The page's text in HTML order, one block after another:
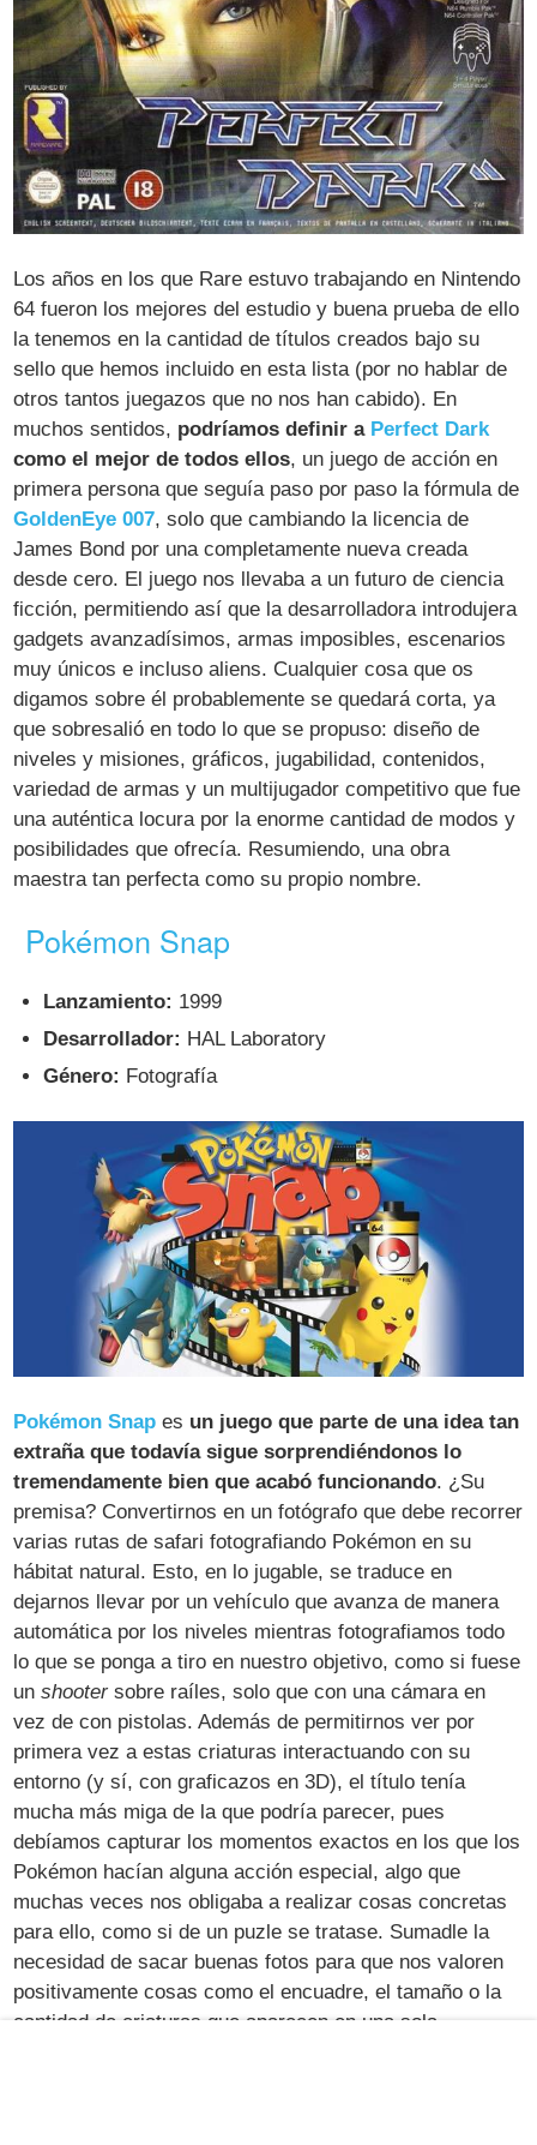
Los años en los que Rare estuvo trabajando en Nintendo
64 fueron los mejores del estudio y buena prueba de ello
la tenemos en la cantidad de títulos creados bajo su
sello que hemos incluido en esta lista (por no hablar de
otros tantos juegazos que no nos han cabido). En
muchos sentidos, podríamos definir a Perfect Dark
como el mejor de todos ellos, un juego de acción en
primera persona que seguía paso por paso la fórmula de
GoldenEye 007, solo que cambiando la licencia de
James Bond por una completamente nueva creada
desde cero. El juego nos llevaba a un futuro de ciencia
ficción, permitiendo así que la desarrolladora introdujera
gadgets avanzadísimos, armas imposibles, escenarios
muy únicos e incluso aliens. Cualquier cosa que os
digamos sobre él probablemente se quedará corta, ya
que sobresalió en todo lo que se propuso: diseño de
niveles y misiones, gráficos, jugabilidad, contenidos,
variedad de armas y un multijugador competitivo que fue
una auténtica locura por la enorme cantidad de modos y
posibilidades que ofrecía. Resumiendo, una obra
maestra tan perfecta como su propio nombre.
Pokémon Snap
Lanzamiento: 1999
Desarrollador: HAL Laboratory
Género: Fotografía
Pokémon Snap es un juego que parte de una idea tan
extraña que todavía sigue sorprendiéndonos lo
tremendamente bien que acabó funcionando. ¿Su
premisa? Convertirnos en un fotógrafo que debe recorrer
varias rutas de safari fotografiando Pokémon en su
hábitat natural. Esto, en lo jugable, se traduce en
dejarnos llevar por un vehículo que avanza de manera
automática por los niveles mientras fotografiamos todo
lo que se ponga a tiro en nuestro objetivo, como si fuese
unshootersobre raíles, solo que con una cámara en
vez de con pistolas. Además de permitirnos ver por
primera vez a estas criaturas interactuando con su
entorno (y sí, con graficazos en 3D), el título tenía
mucha más miga de la que podría parecer, pues
debíamos capturar los momentos exactos en los que los
Pokémon hacían alguna acción especial, algo que
muchas veces nos obligaba a realizar cosas concretas
para ello, como si de un puzle se tratase. Sumadle la
necesidad de sacar buenas fotos para que nos valoren
positivamente cosas como el encuadre, el tamaño o la
cantidad de criaturas que aparecen en una sola